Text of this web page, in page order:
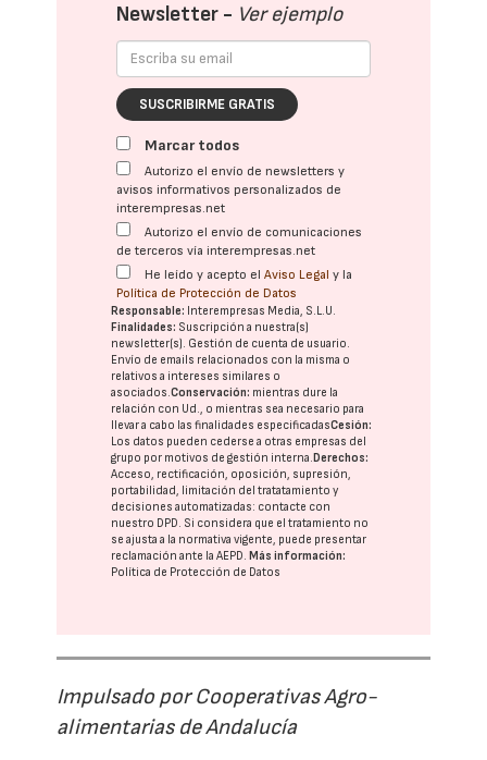
Newsletter - Ver ejemplo
SUSCRIBIRME GRATIS
Marcar todos
Autorizo el envío de newsletters y
avisos informativos personalizados de
interempresas.net
Autorizo el envío de comunicaciones
de terceros vía interempresas.net
He leído y acepto elAviso Legal y la
Política de Protección de Datos
Responsable: Interempresas Media, S.L.U.
Finalidades: Suscripción a nuestra(s)
newsletter(s). Gestión de cuenta de usuario.
Envío de emails relacionados con la misma o
relativos a intereses similares o
asociados.Conservación: mientras dure la
relación con Ud., o mientras sea necesario para
llevar a cabo las finalidades especificadasCesión:
Los datos pueden cederse a otras empresas del
grupo por motivos de gestión interna.Derechos:
Acceso, rectificación, oposición, supresión,
portabilidad, limitación del tratatamiento y
decisiones automatizadas: contacte con
nuestro DPD. Si considera que el tratamiento no
se ajusta a la normativa vigente, puede presentar
reclamación ante laAEPD.Más información:
Política de Protección de Datos
Impulsado por Cooperativas Agro-
alimentarias de Andalucía